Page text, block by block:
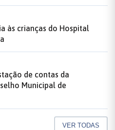
às crianças do Hospital
de contas da
Municipal de
VER TODAS